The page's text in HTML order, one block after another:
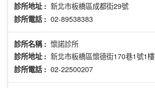
診所地址 : 新北市板橋區成都街29號
診所電話 : 02-89538383
診所名稱 : 懷諾診所
診所地址 : 新北市板橋區懷德街170巷1號1樓
診所電話 : 02-22500207